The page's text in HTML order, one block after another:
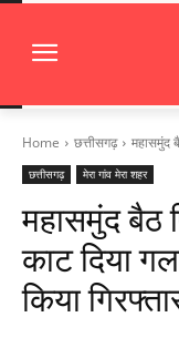
Home छत्तीसगढ़ महासमुंद
छत्तीसगढ़ मेरा गांव मेरा शहर
महासमुंद बैठ
काट दिया
किया